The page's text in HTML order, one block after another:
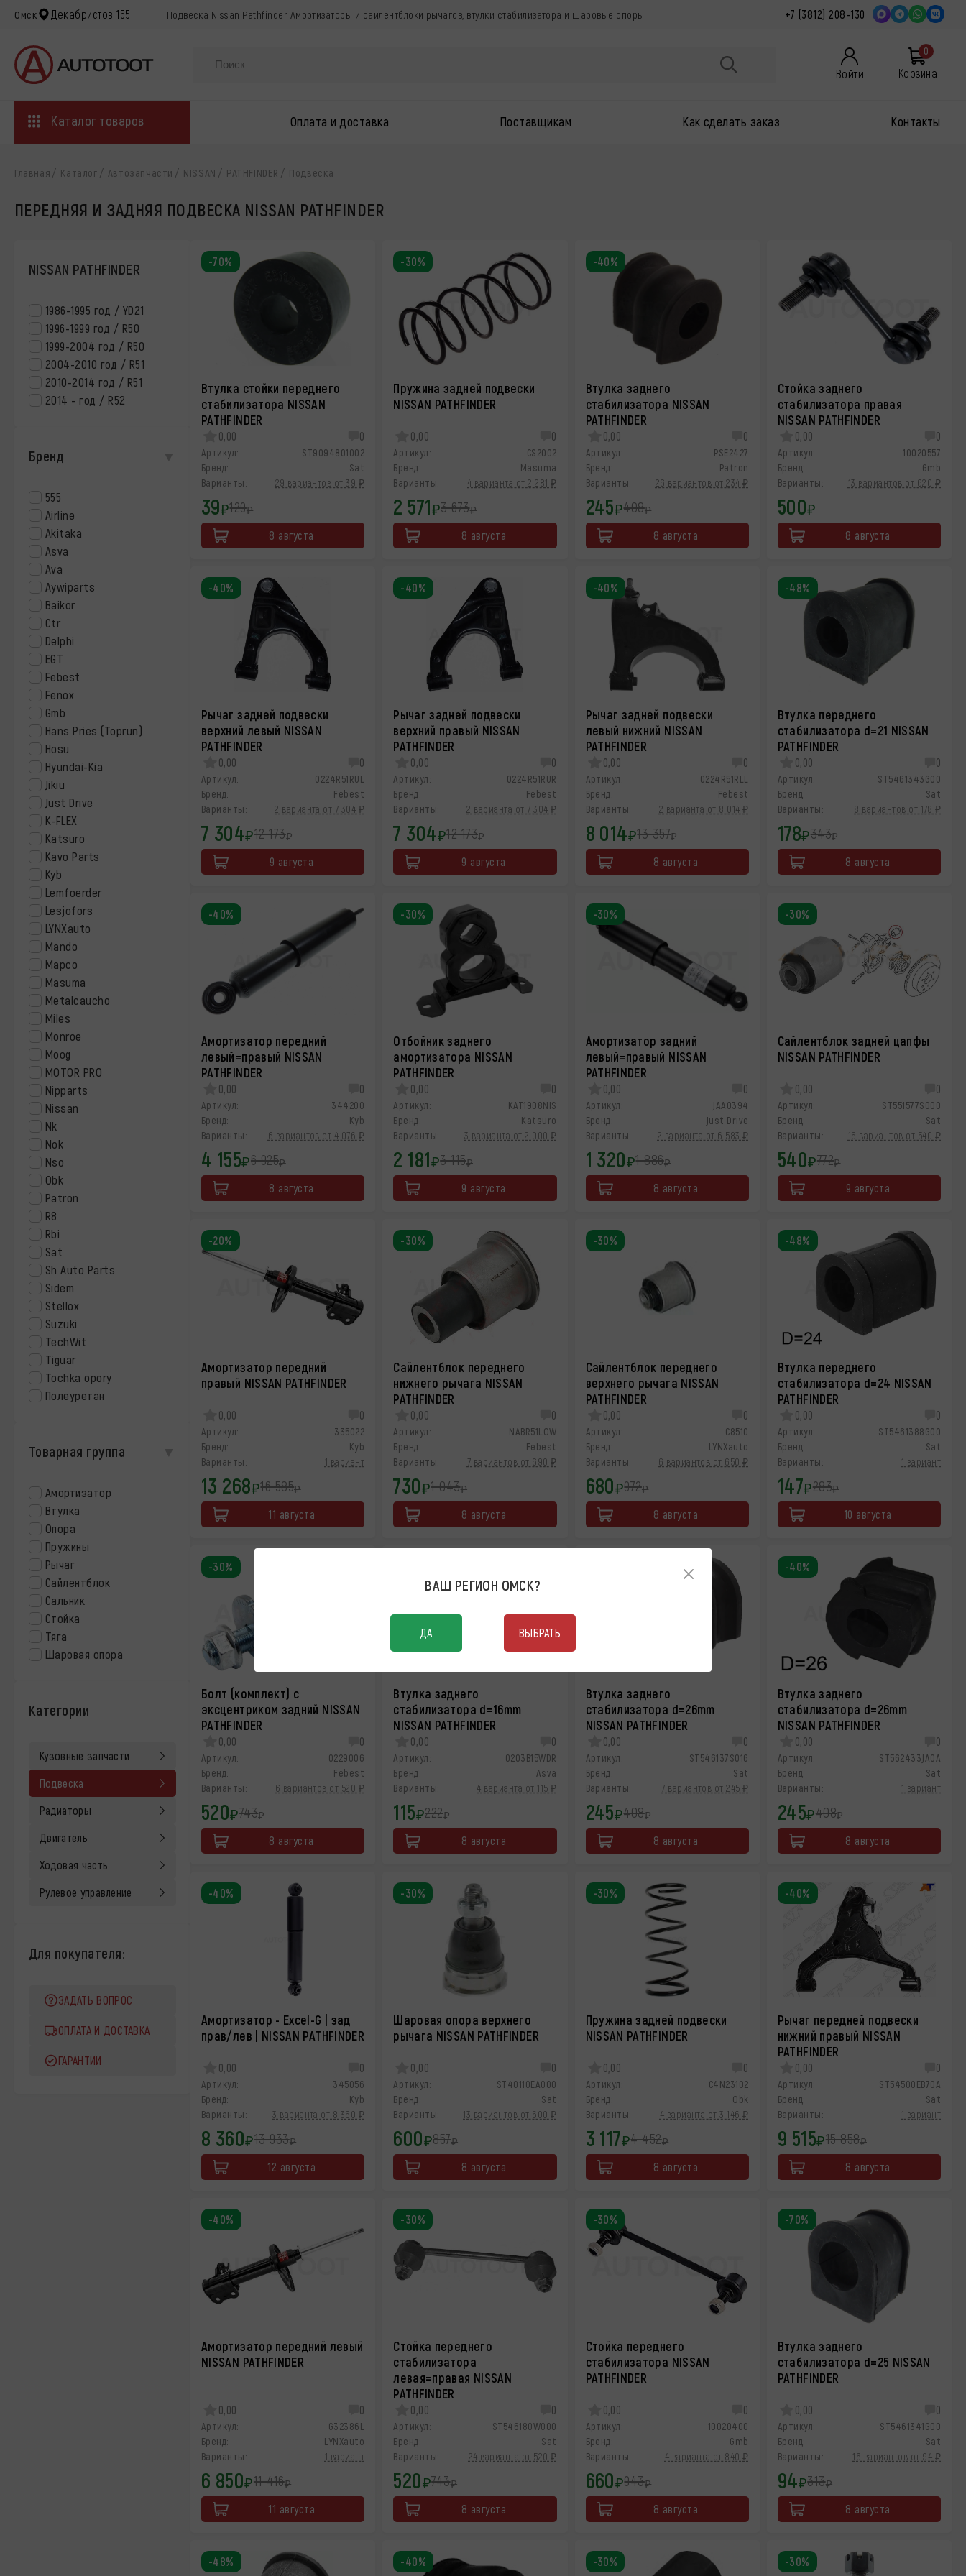
Омск Декабристов 155 Подвеска Nissan Pathfinder Амортизаторы и сайлентблоки рычагов, втулки стабилизатора и шаровые опоры +7 (3812) 208-130
Войти
0
Корзина
Каталог товаров Оплата и доставка Поставщикам Как сделать заказ Контакты
Главная Каталог Автозапчасти NISSAN PATHFINDER Подвеска
ПЕРЕДНЯЯ И ЗАДНЯЯ ПОДВЕСКА NISSAN PATHFINDER
NISSAN PATHFINDER
1986-1995 год / YD21
1996-1999 год / R50
1999-2004 год / R50
2004-2010 год / R51
2010-2014 год / R51
2014 - год / R52
Бренд
555
Airline
Akitaka
Asva
Ava
Aywiparts
Baikor
Ctr
Delphi
EGT
Febest
Fenox
Gmb
Hans Pries (Toprun)
Hosu
Hyundai-Kia
Jikiu
Just Drive
K-FLEX
Katsuro
Kavo Parts
Kyb
Lemfoerder
Lesjofors
LYNXauto
Mando
Mapco
Masuma
Metalcaucho
Miles
Monroe
Moog
MOTOR PRO
Nipparts
Nissan
Nk
Nok
Nso
Obk
Patron
R8
Rbi
Sat
Sh Auto Parts
Sidem
Stellox
Suzuki
TechWit
Tiguar
Tochka opory
Полеуретан
Товарная группа
Амортизатор
Втулка
Опора
Пружины
Рычаг
Сайлентблок
Сальник
Стойка
Тяга
Шаровая опора
Категории
Кузовные запчасти
Подвеска
Радиаторы
Двигатель
Ходовая часть
Рулевое управление
Для покупателя:
ЗАДАТЬ ВОПРОС
ОПЛАТА И ДОСТАВКА
ГАРАНТИИ
Втулка стойки переднего
стабилизатора NISSAN
PATHFINDER
0,00 0
Артикул:
ST9094801002
Бренд:
Sat
Варианты:
29 вариантов от 39 ₽
39₽129₽
8 августа
-70%
Пружина задней подвески
NISSAN PATHFINDER
0,00 0
Артикул:
CS2002
Бренд:
Masuma
Варианты:
4 варианта от 2 281 ₽
2 571₽3 673₽
8 августа
-30%
Втулка заднего
стабилизатора NISSAN
PATHFINDER
0,00 0
Артикул:
PSE2427
Бренд:
Patron
Варианты:
26 вариантов от 234 ₽
245₽408₽
8 августа
-40%
Стойка заднего
стабилизатора правая
NISSAN PATHFINDER
0,00 0
Артикул:
10020557
Бренд:
Gmb
Варианты:
13 вариантов от 620 ₽
500₽
8 августа
Рычаг задней подвески
верхний левый NISSAN
PATHFINDER
0,00 0
Артикул:
0224R51RUL
Бренд:
Febest
Варианты:
2 варианта от 7 304 ₽
7 304₽12 173₽
9 августа
-40%
Рычаг задней подвески
верхний правый NISSAN
PATHFINDER
0,00 0
Артикул:
0224R51RUR
Бренд:
Febest
Варианты:
2 варианта от 7 304 ₽
7 304₽12 173₽
9 августа
-40%
Рычаг задней подвески
левый нижний NISSAN
PATHFINDER
0,00 0
Артикул:
0224R51RLL
Бренд:
Febest
Варианты:
2 варианта от 8 014 ₽
8 014₽13 357₽
8 августа
-40%
Втулка переднего
стабилизатора d=21 NISSAN
PATHFINDER
0,00 0
Артикул:
ST5461343G00
Бренд:
Sat
Варианты:
8 вариантов от 178 ₽
178₽343₽
8 августа
-48%
Амортизатор передний
левый=правый NISSAN
PATHFINDER
0,00 0
Артикул:
344200
Бренд:
Kyb
Варианты:
6 вариантов от 4 076 ₽
4 155₽6 925₽
8 августа
-40%
Отбойник заднего
амортизатора NISSAN
PATHFINDER
0,00 0
Артикул:
KAT1908NIS
Бренд:
Katsuro
Варианты:
3 варианта от 2 000 ₽
2 181₽3 115₽
9 августа
-30%
Амортизатор задний
левый=правый NISSAN
PATHFINDER
0,00 0
Артикул:
JAA0394
Бренд:
Just Drive
Варианты:
2 варианта от 6 583 ₽
1 320₽1 886₽
8 августа
-30%
Сайлентблок задней цапфы
NISSAN PATHFINDER
0,00 0
Артикул:
ST551577S000
Бренд:
Sat
Варианты:
16 вариантов от 540 ₽
540₽772₽
9 августа
-30%
Амортизатор передний
правый NISSAN PATHFINDER
0,00 0
Артикул:
335022
Бренд:
Kyb
Варианты:
1 вариант
13 268₽16 585₽
11 августа
-20%
Сайлентблок переднего
нижнего рычага NISSAN
PATHFINDER
0,00 0
Артикул:
NABR51LOW
Бренд:
Febest
Варианты:
7 вариантов от 690 ₽
730₽1 043₽
8 августа
-30%
Сайлентблок переднего
верхнего рычага NISSAN
PATHFINDER
0,00 0
Артикул:
C8510
Бренд:
LYNXauto
Варианты:
6 вариантов от 650 ₽
680₽972₽
8 августа
-30%
Втулка переднего
стабилизатора d=24 NISSAN
PATHFINDER
0,00 0
Артикул:
ST5461388G00
Бренд:
Sat
Варианты:
1 вариант
147₽283₽
10 августа
-48%
Болт (комплект) с
эксцентриком задний NISSAN
PATHFINDER
0,00 0
Артикул:
0229006
Бренд:
Febest
Варианты:
6 вариантов от 520 ₽
520₽743₽
8 августа
-30%
Втулка заднего
стабилизатора d=16mm
NISSAN PATHFINDER
0,00 0
Артикул:
0203B15WDR
Бренд:
Asva
Варианты:
4 варианта от 115 ₽
115₽222₽
8 августа
Втулка заднего
стабилизатора d=26mm
NISSAN PATHFINDER
0,00 0
Артикул:
ST546137S016
Бренд:
Sat
Варианты:
7 вариантов от 245 ₽
245₽408₽
8 августа
Втулка заднего
стабилизатора d=26mm
NISSAN PATHFINDER
0,00 0
Артикул:
ST562433JA0A
Бренд:
Sat
Варианты:
1 вариант
245₽408₽
8 августа
-40%
Амортизатор - Excel-G | зад
прав/лев | NISSAN PATHFINDER
0,00 0
Артикул:
345056
Бренд:
Kyb
Варианты:
3 варианта от 8 360 ₽
8 360₽13 933₽
12 августа
-40%
Шаровая опора верхнего
рычага NISSAN PATHFINDER
0,00 0
Артикул:
ST40110EA000
Бренд:
Sat
Варианты:
13 вариантов от 600 ₽
600₽857₽
8 августа
-30%
Пружина задней подвески
NISSAN PATHFINDER
0,00 0
Артикул:
C4N23102
Бренд:
Obk
Варианты:
4 варианта от 3 146 ₽
3 117₽4 452₽
8 августа
-30%
Рычаг передней подвески
нижний правый NISSAN
PATHFINDER
0,00 0
Артикул:
ST54500EB70A
Бренд:
Sat
Варианты:
1 вариант
9 515₽15 858₽
8 августа
-40%
Амортизатор передний левый
NISSAN PATHFINDER
0,00 0
Артикул:
G32386L
Бренд:
LYNXauto
Варианты:
1 вариант
6 850₽11 416₽
11 августа
-40%
Стойка переднего
стабилизатора
левая=правая NISSAN
PATHFINDER
0,00 0
Артикул:
ST546180W000
Бренд:
Sat
Варианты:
24 варианта от 520 ₽
520₽743₽
8 августа
-30%
Стойка переднего
стабилизатора NISSAN
PATHFINDER
0,00 0
Артикул:
10020400
Бренд:
Gmb
Варианты:
4 варианта от 840 ₽
660₽943₽
8 августа
-30%
Втулка заднего
стабилизатора d=25 NISSAN
PATHFINDER
0,00 0
Артикул:
ST5461341G00
Бренд:
Sat
Варианты:
16 вариантов от 94 ₽
94₽313₽
8 августа
-70%
-48% -40% -30% -30%
ВАШ РЕГИОН ОМСК?
ДА ВЫБРАТЬ